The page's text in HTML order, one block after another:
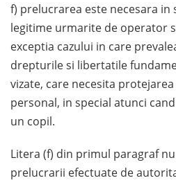
f) prelucrarea este necesara
legitime urmarite de operator
exceptia cazului in care
drepturile si libertatile
vizate, care necesita
personal, in special atunci
un copil.
Litera (f) din primul paragraf
prelucrarii efectuate de